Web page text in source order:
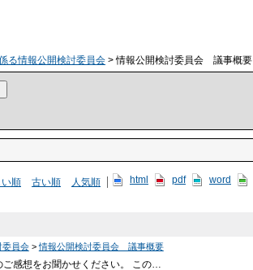
る情報公開検討委員会 > 情報公開検討委員会 議事概要
順 古い順 人気順 html pdf word
委員会>情報公開検討委員会 議事概要
感想をお聞かせください。 この…